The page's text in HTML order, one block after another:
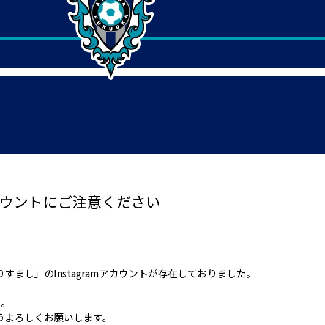
ントにご注意ください
まし」のInstagramアカウントが存在しておりました。
ろしくお願いします。